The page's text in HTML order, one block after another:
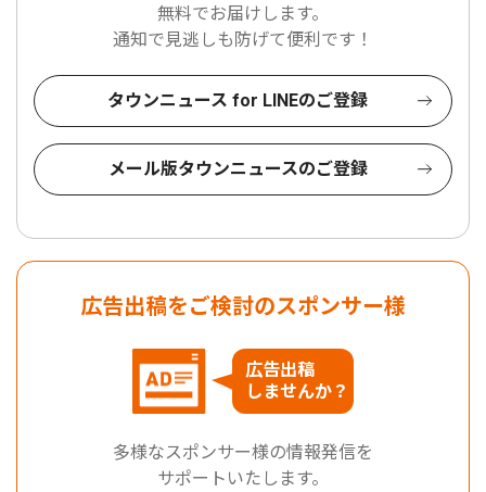
無料でお届けします。
通知で見逃しも防げて便利です！
タウンニュース for LINEのご登録
メール版タウンニュースのご登録
広告出稿をご検討のスポンサー様
広告出稿
しませんか？
多様なスポンサー様の情報発信を
サポートいたします。